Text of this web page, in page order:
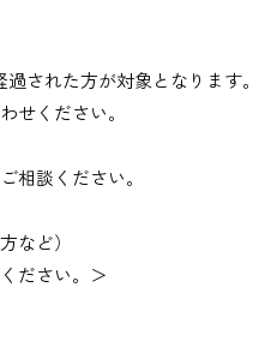
された方が対象となります。
せください。
相談ください。
など）
ださい。＞